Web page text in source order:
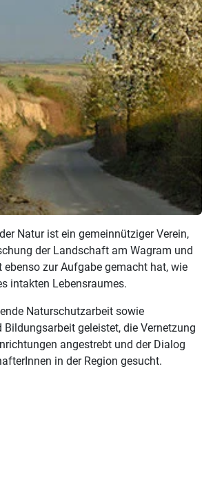
Natur ist ein gemeinnütziger Verein,
der Landschaft am Wagram und
ebenso zur Aufgabe gemacht hat, wie
intakten Lebensraumes.
Naturschutzarbeit sowie
geleistet, die Vernetzung
angestrebt und der Dialog
in der Region gesucht.